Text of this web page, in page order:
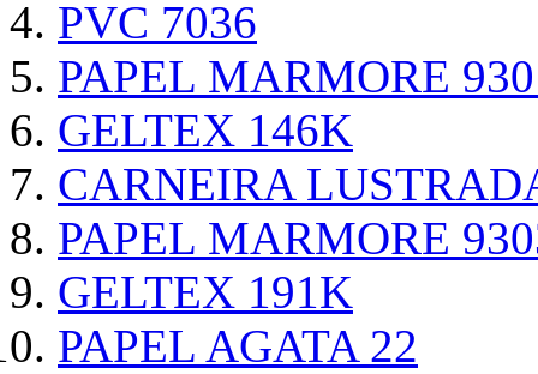
PVC 7036
PAPEL MARMORE
GELTEX 146K
CARNEIRA
PAPEL MARMORE
GELTEX 191K
PAPEL AGATA 22